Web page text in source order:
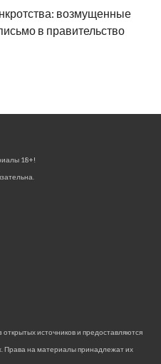
возмущенные
в правительство
18+!
источников и предоставляются
Права на материалы принадлежат их